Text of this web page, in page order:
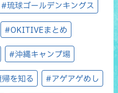
#琉球ゴールデンキングス
#OKITIVEまとめ
#沖縄キャンプ場
を知る #アゲアゲめし